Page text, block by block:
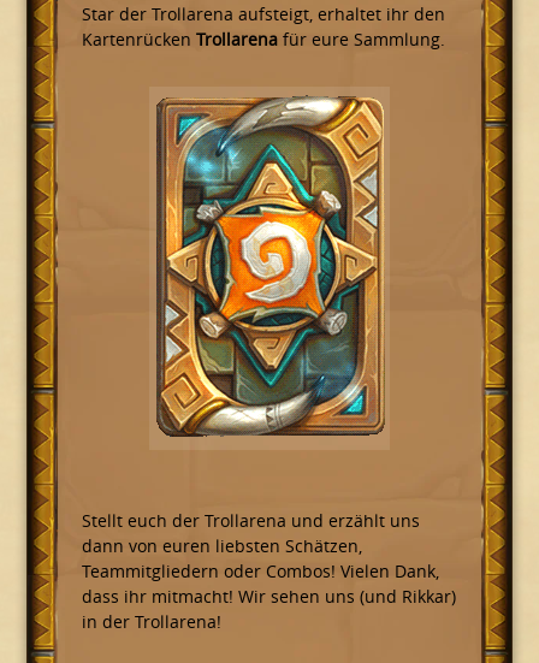
Star der Trollarena aufsteigt, erhaltet ihr den
Kartenrücken Trollarenafür eure Sammlung.
Stellt euch der Trollarena und erzählt uns
dann von euren liebsten Schätzen,
Teammitgliedern oder Combos! Vielen Dank,
dass ihr mitmacht! Wir sehen uns (und Rikkar)
in der Trollarena!